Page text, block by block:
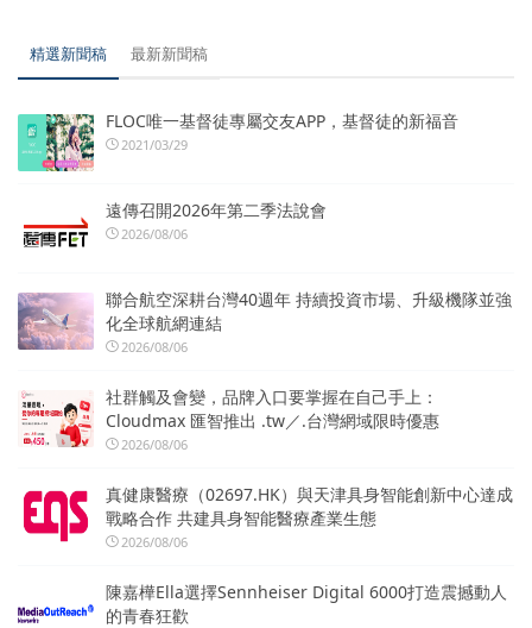
精選新聞稿 最新新聞稿
FLOC唯一基督徒專屬交友APP，基督徒的新福音
2021/03/29
遠傳召開2026年第二季法說會
2026/08/06
聯合航空深耕台灣40週年 持續投資市場、升級機隊並強
化全球航網連結
2026/08/06
社群觸及會變，品牌入口要掌握在自己手上：
Cloudmax 匯智推出 .tw／.台灣網域限時優惠
2026/08/06
真健康醫療（02697.HK）與天津具身智能創新中心達成
戰略合作 共建具身智能醫療產業生態
2026/08/06
陳嘉樺Ella選擇Sennheiser Digital 6000打造震撼動人
的青春狂歡